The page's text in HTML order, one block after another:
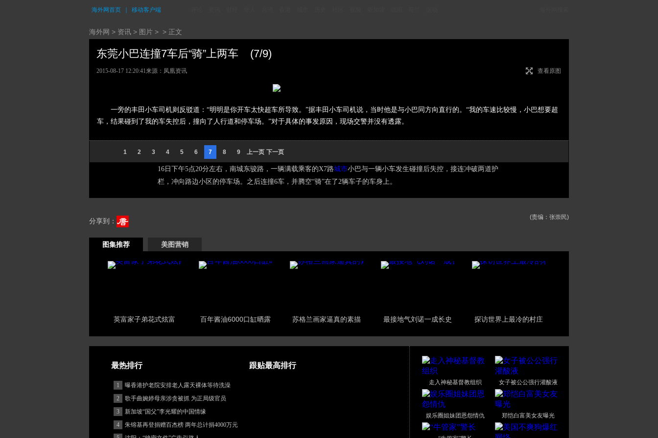
海外网首页 移动客户端
海外网 > 资讯 > 图片 > > 正文
东莞小巴连撞7车后“骑”上两车 (7/9)
查看原图
2015-08-17 12:20:41来源：凤凰资讯
一旁的丰田小车司机则反驳道：“明明是你开车太快超车所导致。”据丰田小车司机说，当时他是与小巴同方向直行的。“我的车速比较慢，小巴想要超
车，结果碰到了我的车失控后，撞向了人行道和停车场。”对于具体的事发原因，现场交警并没有透露。
1 2 3 4 5 6 7 8 9 上一页 下一页
16日下午5点20分左右，南城东骏路，一辆满载乘客的X7路城市小巴与一辆小车发生碰撞后失控，接连冲破两道护
栏，冲向路边小区的停车场。之后连撞6车，并腾空“骑”在了2辆车子的车身上。
(责编：张崇民)
分享到：
图集推荐 美图营销
英富家子弟花式炫富 百年酱油6000口缸晒露 苏格兰画家逼真的素描 最接地气刘诺一成长史 探访世界上最冷的村庄
最热排行 跟贴最高排行
1
曝香港护老院安排老人露天裸体等待洗澡
2
歌手曲婉婷母亲涉贪被抓 为正局级官员
3
新加坡“国父”李光耀的中国情缘
4
朱镕基再登捐赠百杰榜 两年总计捐4000万元
走入神秘基督教组织 女子被公公强行灌酸液
娱乐圈姐妹团恩怨情仇 郑恺白富美女友曝光